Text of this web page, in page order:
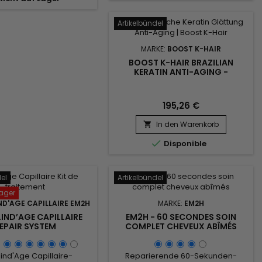
Haarwurzeln gefördert und das
Haarwachstum gestärkt. Sie
Artikelbündel
MARKE: BOOST K-HAIR
BOOST K-HAIR BRAZILIAN
KERATIN ANTI-AGING -
195,26 €
 In den Warenkorb
 Disponible
CAPILLAIRE EM2H
CAPILLAIRE
SYSTEM
Capillaire-
Artikelbündel
MARKE: EM2H
EM2H - 60 SECONDES SOIN
COMPLET CHEVEUX ABÎMÉS
Reparierende 60-Sekunden-